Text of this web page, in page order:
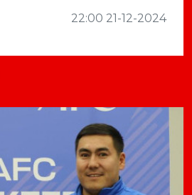
22:00 21-12-2024